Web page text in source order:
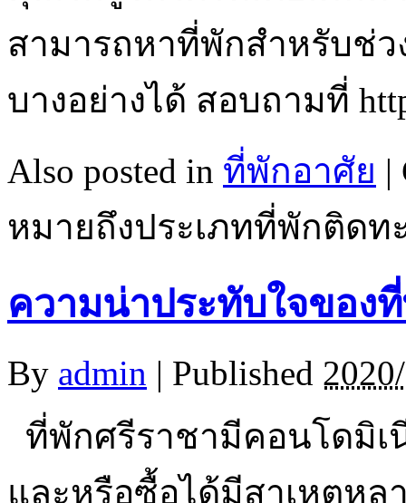
สามารถหาที่พักสำหรับช่
บางอย่างได้ สอบถามที่
Also posted in ที่พักอาศัย |
หมายถึงประเภทที่พักติดท
ความน่าประทับใจของ
By admin | Published
ที่พักศรีราชามีคอนโดมิเ
และหรือซื้อได้มีสาเหตุห